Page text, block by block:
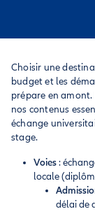
Choisir une
budget et les
prépare en
nos contenus
échange
stage.
Voies:
locale
délai de